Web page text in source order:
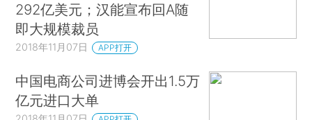
292亿美元；汉能宣布回A随
即大规模裁员
2018年11月07日 APP打开
中国电商公司进博会开出1.5万
亿元进口大单